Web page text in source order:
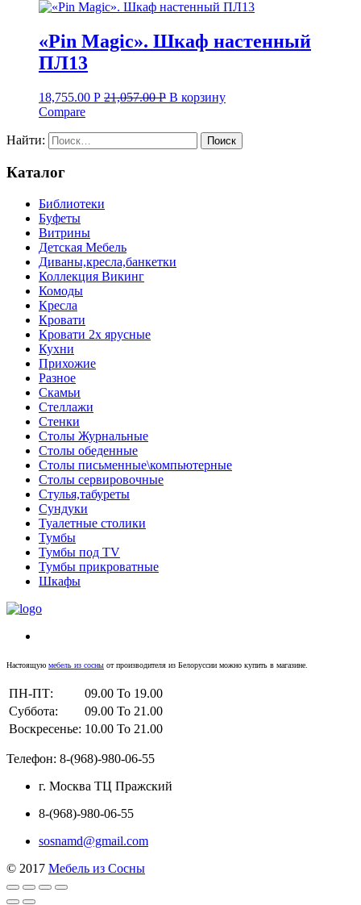
«Pin Magic». Шкаф настенный
ПЛ13
18,755.00 Р 21,057.00Р В корзину
Compare
Найти:
Каталог
Библиотеки
Буфеты
Витрины
Детская Мебель
Диваны,кресла,банкетки
Коллекция Викинг
Комоды
Кресла
Кровати
Кровати 2х ярусные
Кухни
Прихожие
Разное
Скамьи
Стеллажи
Стенки
Столы Журнальные
Столы обеденные
Столы письменные\компьютерные
Столы сервировочные
Стулья,табуреты
Сундуки
Туалетные столики
Тумбы
Тумбы под TV
Тумбы прикроватные
Шкафы
Настоящую мебель из сосны от производителя из Белоруссии можно купить в магазине.
ПН-ПТ:
09.00 To 19.00
Суббота:
09.00 To 21.00
Воскресенье: 10.00 To 21.00
Телефон: 8-(968)-980-06-55
г. Москва ТЦ Пражский
8-(968)-980-06-55
sosnamd@gmail.com
© 2017 Мебель из Сосны